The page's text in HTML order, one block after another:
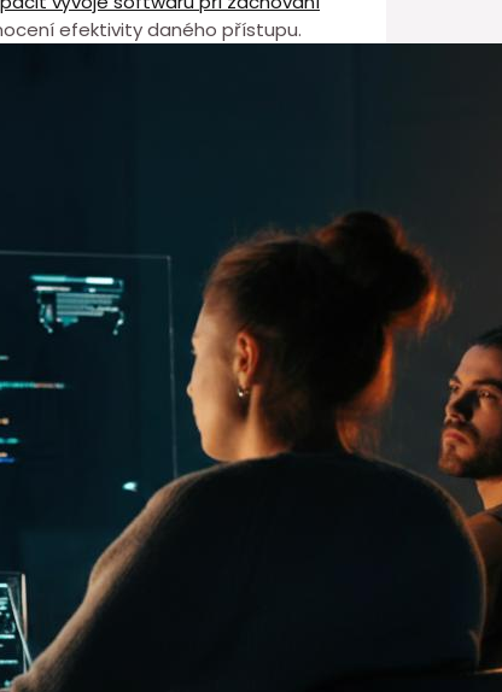
efektivity daného přístupu.